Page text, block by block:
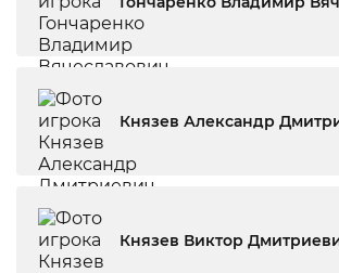
Князев
Князев Виктор